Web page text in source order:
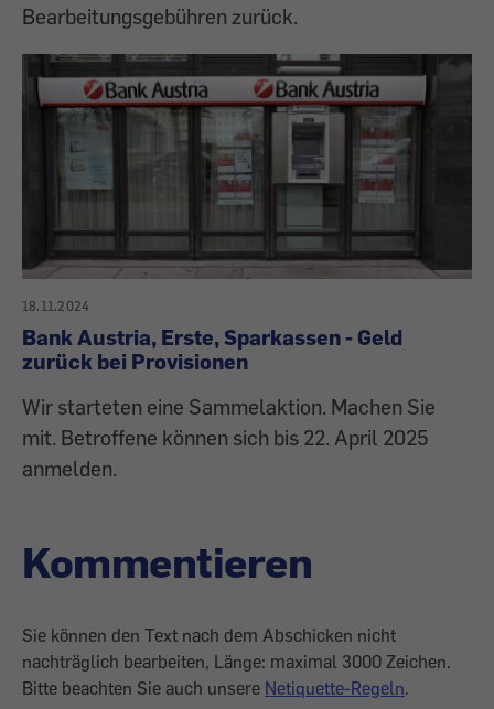
Bearbeitungsgebühren zurück.
18.11.2024
Bank Austria, Erste, Sparkassen - Geld
zurück bei Provisionen
Wir starteten eine Sammelaktion. Machen Sie
mit. Betroffene können sich bis 22. April 2025
anmelden.
Kommentieren
Sie können den Text nach dem Abschicken nicht
nachträglich bearbeiten, Länge: maximal 3000 Zeichen.
Bitte beachten Sie auch unsere Netiquette-Regeln.